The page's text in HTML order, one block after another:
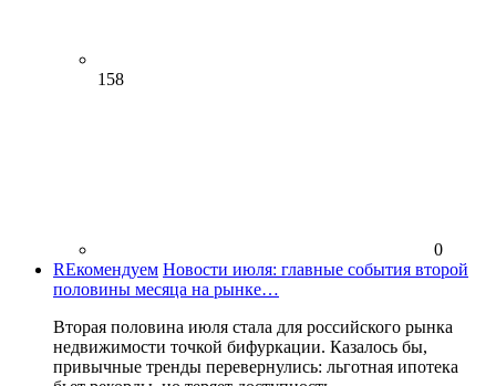
158
0
REкомендуем Новости июля: главные события второй
половины месяца на рынке…
Вторая половина июля стала для российского рынка
недвижимости точкой бифуркации. Казалось бы,
привычные тренды перевернулись: льготная ипотека